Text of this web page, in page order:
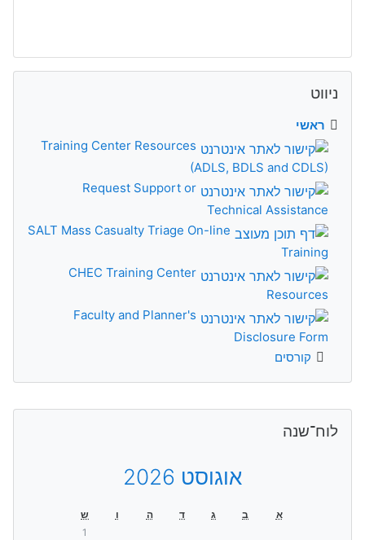
ניווט
ראשי
Training Center Resources
(ADLS, BDLS and CDLS)
Request Support or
Technical Assistance
SALT Mass Casualty Triage On-line
Training
CHEC Training Center
Resources
Faculty and Planner's
Disclosure Form
קורסים
לוח־שנה
אוגוסט 2026
א ב ג ד ה ו
ש
1